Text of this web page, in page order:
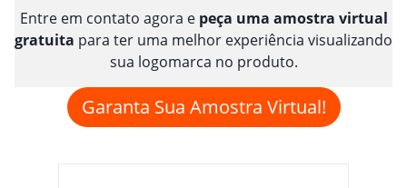
Entre em contato agora e peça uma amostra virtual
gratuita para ter uma melhor experiência visualizando
sua logomarca no produto.
Garanta Sua Amostra Virtual!